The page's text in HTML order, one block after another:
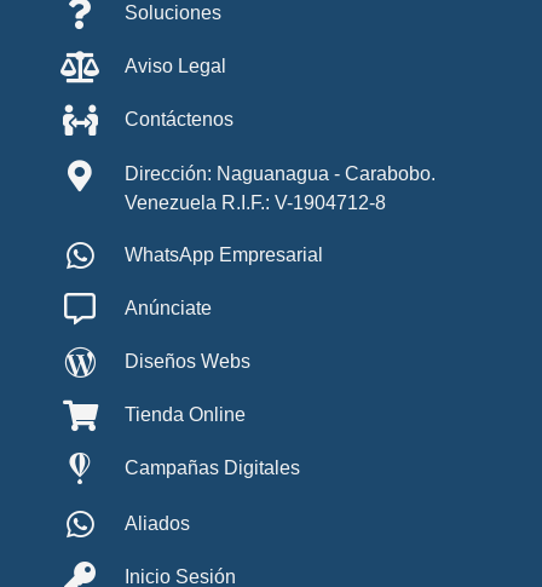
Soluciones
Aviso Legal
Contáctenos
Dirección: Naguanagua - Carabobo.
Venezuela R.I.F.: V-1904712-8
WhatsApp Empresarial
Anúnciate
Diseños Webs
Tienda Online
Campañas Digitales
Aliados
Inicio Sesión